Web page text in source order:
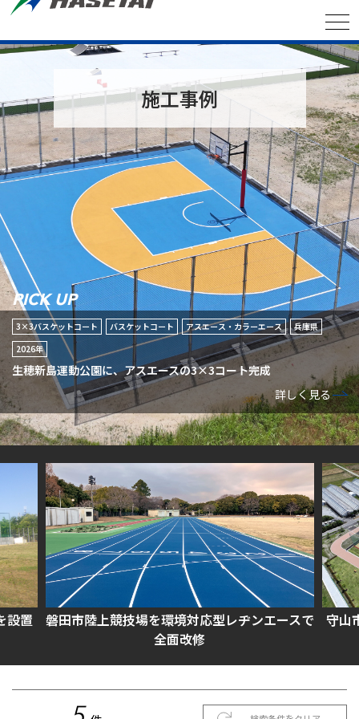
施工事例
PICK UP
3×3バスケットコート バスケットコート アスエース・カラーエース
兵庫県
2026年
生穂新島運動公園に、アスエースの3×3コート完成
詳しく見る
設置
磐田市陸上競技場を環境対応型レヂンエースで
全面改修
守山